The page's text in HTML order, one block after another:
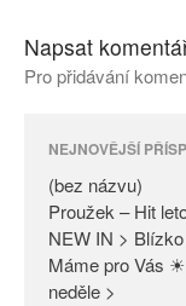
Napsat
Pro přidávání
NEJNOVĚJŠÍ
(bez názvu)
Proužek – Hit
NEW IN >
Máme pro Vás
neděle >